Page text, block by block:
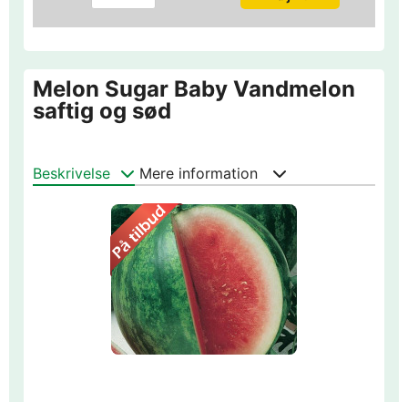
Melon Sugar Baby Vandmelon
saftig og sød
Beskrivelse Mere information